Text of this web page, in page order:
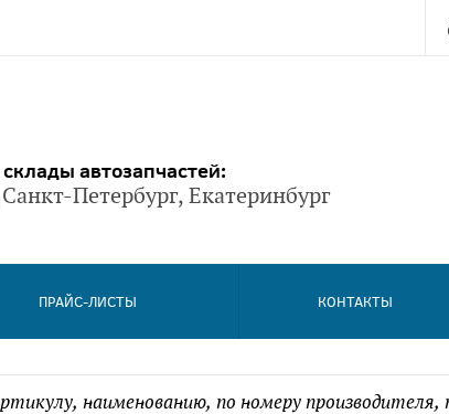
автозапчастей:
Петербург, Екатеринбург
ПРАЙС-ЛИСТЫ КОНТАКТЫ